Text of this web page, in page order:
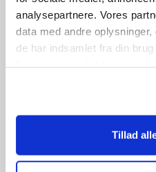
analysepartnere. Vores
data med andre
de har indsamlet fra din
Tillad